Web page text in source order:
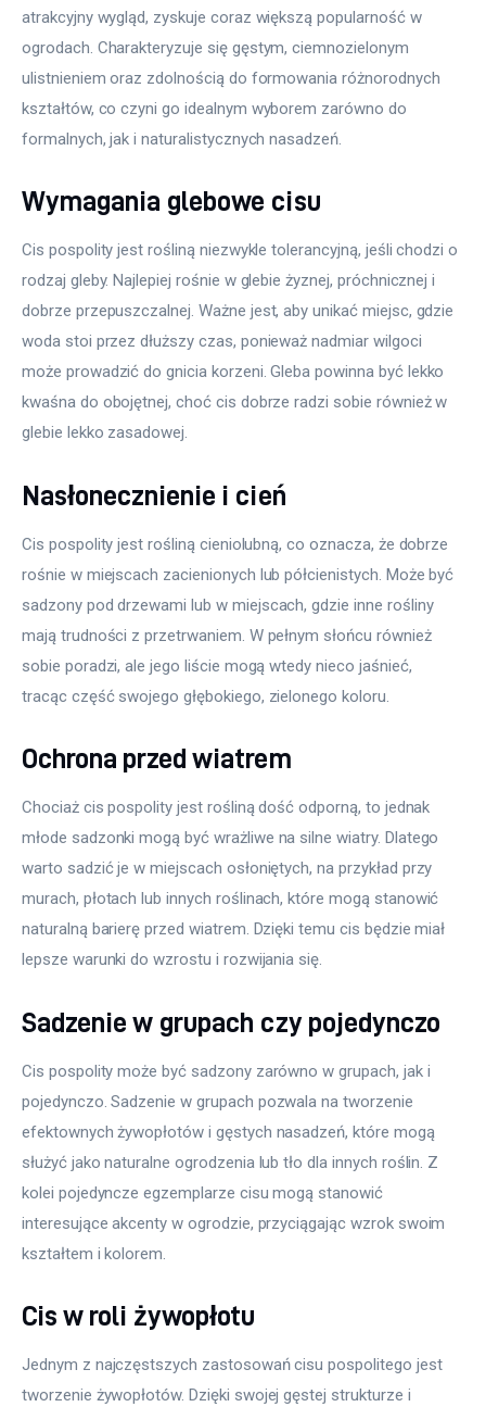
atrakcyjny wygląd, zyskuje coraz większą popularność w
ogrodach. Charakteryzuje się gęstym, ciemnozielonym
ulistnieniem oraz zdolnością do formowania różnorodnych
kształtów, co czyni go idealnym wyborem zarówno do
formalnych, jak i naturalistycznych nasadzeń.
Wymagania glebowe cisu
Cis pospolity jest rośliną niezwykle tolerancyjną, jeśli chodzi o
rodzaj gleby. Najlepiej rośnie w glebie żyznej, próchnicznej i
dobrze przepuszczalnej. Ważne jest, aby unikać miejsc, gdzie
woda stoi przez dłuższy czas, ponieważ nadmiar wilgoci
może prowadzić do gnicia korzeni. Gleba powinna być lekko
kwaśna do obojętnej, choć cis dobrze radzi sobie również w
glebie lekko zasadowej.
Nasłonecznienie i cień
Cis pospolity jest rośliną cieniolubną, co oznacza, że dobrze
rośnie w miejscach zacienionych lub półcienistych. Może być
sadzony pod drzewami lub w miejscach, gdzie inne rośliny
mają trudności z przetrwaniem. W pełnym słońcu również
sobie poradzi, ale jego liście mogą wtedy nieco jaśnieć,
tracąc część swojego głębokiego, zielonego koloru.
Ochrona przed wiatrem
Chociaż cis pospolity jest rośliną dość odporną, to jednak
młode sadzonki mogą być wrażliwe na silne wiatry. Dlatego
warto sadzić je w miejscach osłoniętych, na przykład przy
murach, płotach lub innych roślinach, które mogą stanowić
naturalną barierę przed wiatrem. Dzięki temu cis będzie miał
lepsze warunki do wzrostu i rozwijania się.
Sadzenie w grupach czy pojedynczo
Cis pospolity może być sadzony zarówno w grupach, jak i
pojedynczo. Sadzenie w grupach pozwala na tworzenie
efektownych żywopłotów i gęstych nasadzeń, które mogą
służyć jako naturalne ogrodzenia lub tło dla innych roślin. Z
kolei pojedyncze egzemplarze cisu mogą stanowić
interesujące akcenty w ogrodzie, przyciągając wzrok swoim
kształtem i kolorem.
Cis w roli żywopłotu
Jednym z najczęstszych zastosowań cisu pospolitego jest
tworzenie żywopłotów. Dzięki swojej gęstej strukturze i